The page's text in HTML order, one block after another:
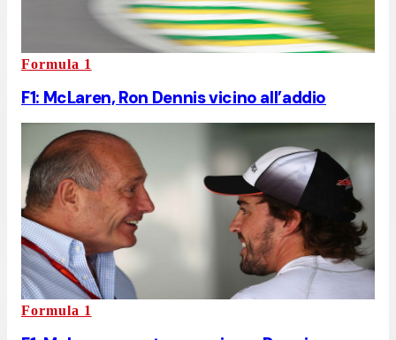
Formula 1
F1: McLaren, Ron Dennis vicino all’addio
Formula 1